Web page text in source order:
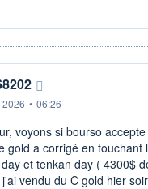
• 06:26
voyons si bourso
gold a corrigé en touchant
et tenkan day ( 4300$
vendu du C gold hier